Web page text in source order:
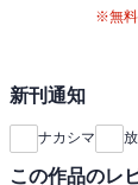
※無料
新刊通知
ナカシマ
この作品のレ